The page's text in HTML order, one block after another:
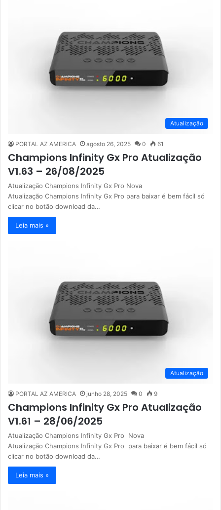
Atualização
PORTAL AZ AMERICA agosto 26, 2025 0 61
Champions Infinity Gx Pro Atualização
V1.63 – 26/08/2025
Atualização Champions Infinity Gx Pro Nova
Atualização Champions Infinity Gx Pro para baixar é bem fácil só
clicar no botão download da…
Leia mais »
Atualização
PORTAL AZ AMERICA junho 28, 2025 0 9
Champions Infinity Gx Pro Atualização
V1.61 – 28/06/2025
Atualização Champions Infinity Gx Pro Nova
Atualização Champions Infinity Gx Pro para baixar é bem fácil só
clicar no botão download da…
Leia mais »